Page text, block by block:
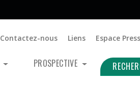
Contactez-nous Liens Espace
PROSPECTIVE